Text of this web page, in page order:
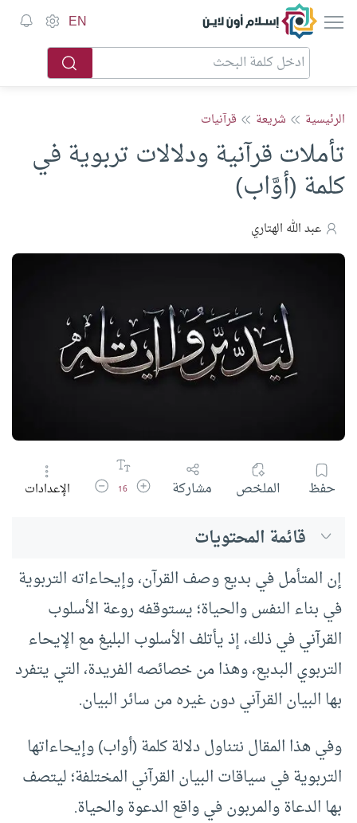
إسلام أون لاين EN
الرئيسية شريعة قرآنيات
تأملات قرآنية ودلالات تربوية في
كلمة (أوَّاب)
عبد الله الهتاري
حفظ الملخص مشاركة زيادة حجم الخط
16 تقليل حجم الخط
الإعدادات
قائمة المحتويات
إن المتأمل في بديع وصف القرآن، وإيحاءاته التربوية
في بناء النفس والحياة؛ يستوقفه روعة الأسلوب
القرآني في ذلك، إذ يأتلف الأسلوب البليغ مع الإيحاء
التربوي البديع، وهذا من خصائصه الفريدة، التي يتفرد
بها البيان القرآني دون غيره من سائر البيان.
وفي هذا المقال نتناول دلالة كلمة (أواب) وإيحاءاتها
التربوية في سياقات البيان القرآني المختلفة؛ ليتصف
بها الدعاة والمربون في واقع الدعوة والحياة.